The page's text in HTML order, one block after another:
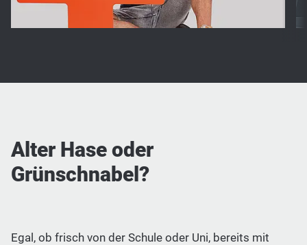
Alter Hase oder
Grünschnabel?
Egal, ob frisch von der Schule oder Uni, bereits mit